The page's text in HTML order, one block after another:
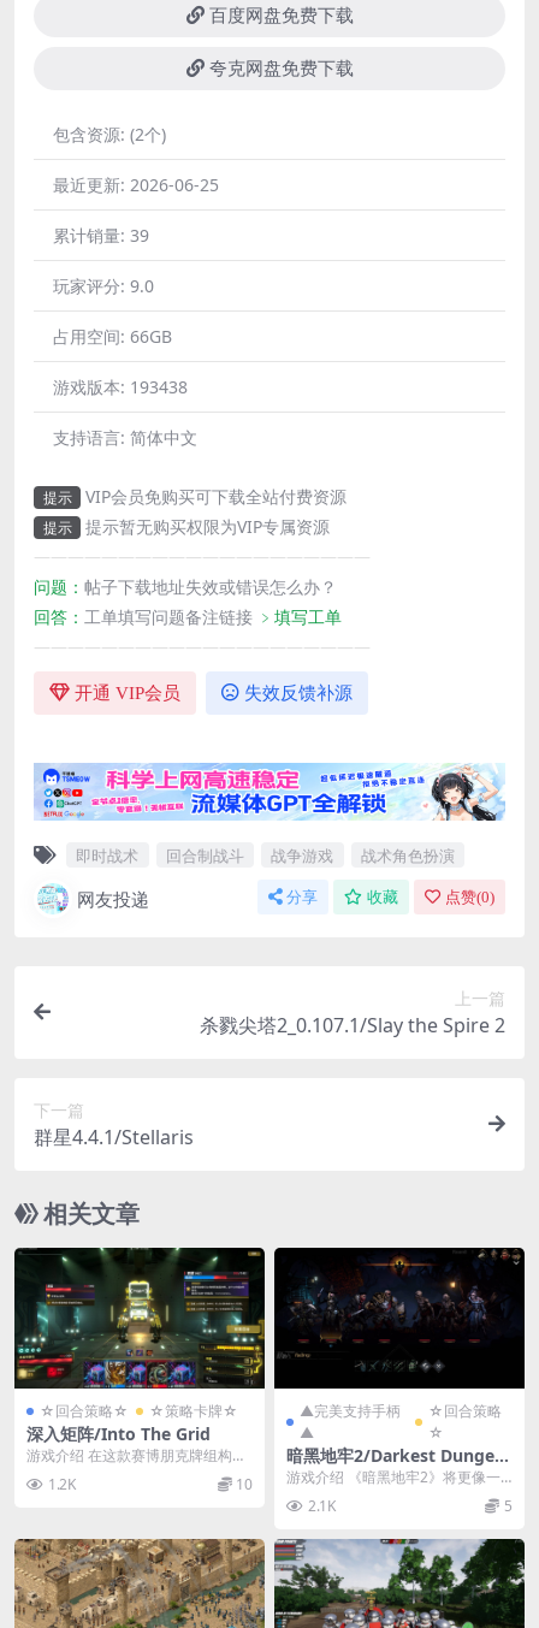
百度网盘免费下载
夸克网盘免费下载
包含资源: (2个)
最近更新: 2026-06-25
累计销量: 39
玩家评分: 9.0
占用空间: 66GB
游戏版本: 193438
支持语言: 简体中文
提示 VIP会员免购买可下载全站付费资源
提示
提示暂无购买权限为VIP专属资源
————————————————————
问题： 帖子下载地址失效或错误怎么办？
回答： 工单填写问题备注链接 ﹥填写工单
————————————————————
开通 VIP会员 失效反馈补源
即时战术 回合制战斗 战争游戏 战术角色扮演
网友投递 分享 收藏 点赞(0)
上一篇
杀戮尖塔2_0.107.1/Slay the Spire 2
下一篇
群星4.4.1/Stellaris
相关文章
☆回合策略☆ ☆策略卡牌☆
深入矩阵/Into The Grid
游戏介绍 在这款赛博朋克牌组构建
类游戏中成为传奇黑客吧！探索危
险的赛博空间、与邪...
1.2K 10
▲完美支持手柄
▲
☆回合策略
☆
暗黑地牢2/Darkest Dungeo
n II
游戏介绍 《暗黑地牢2》将更像一
款roguelike游戏，就像《黑帝斯》
《杀戮尖...
2.1K 5